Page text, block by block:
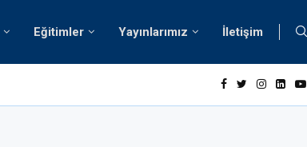
Eğitimler Yayınlarımız İletişim